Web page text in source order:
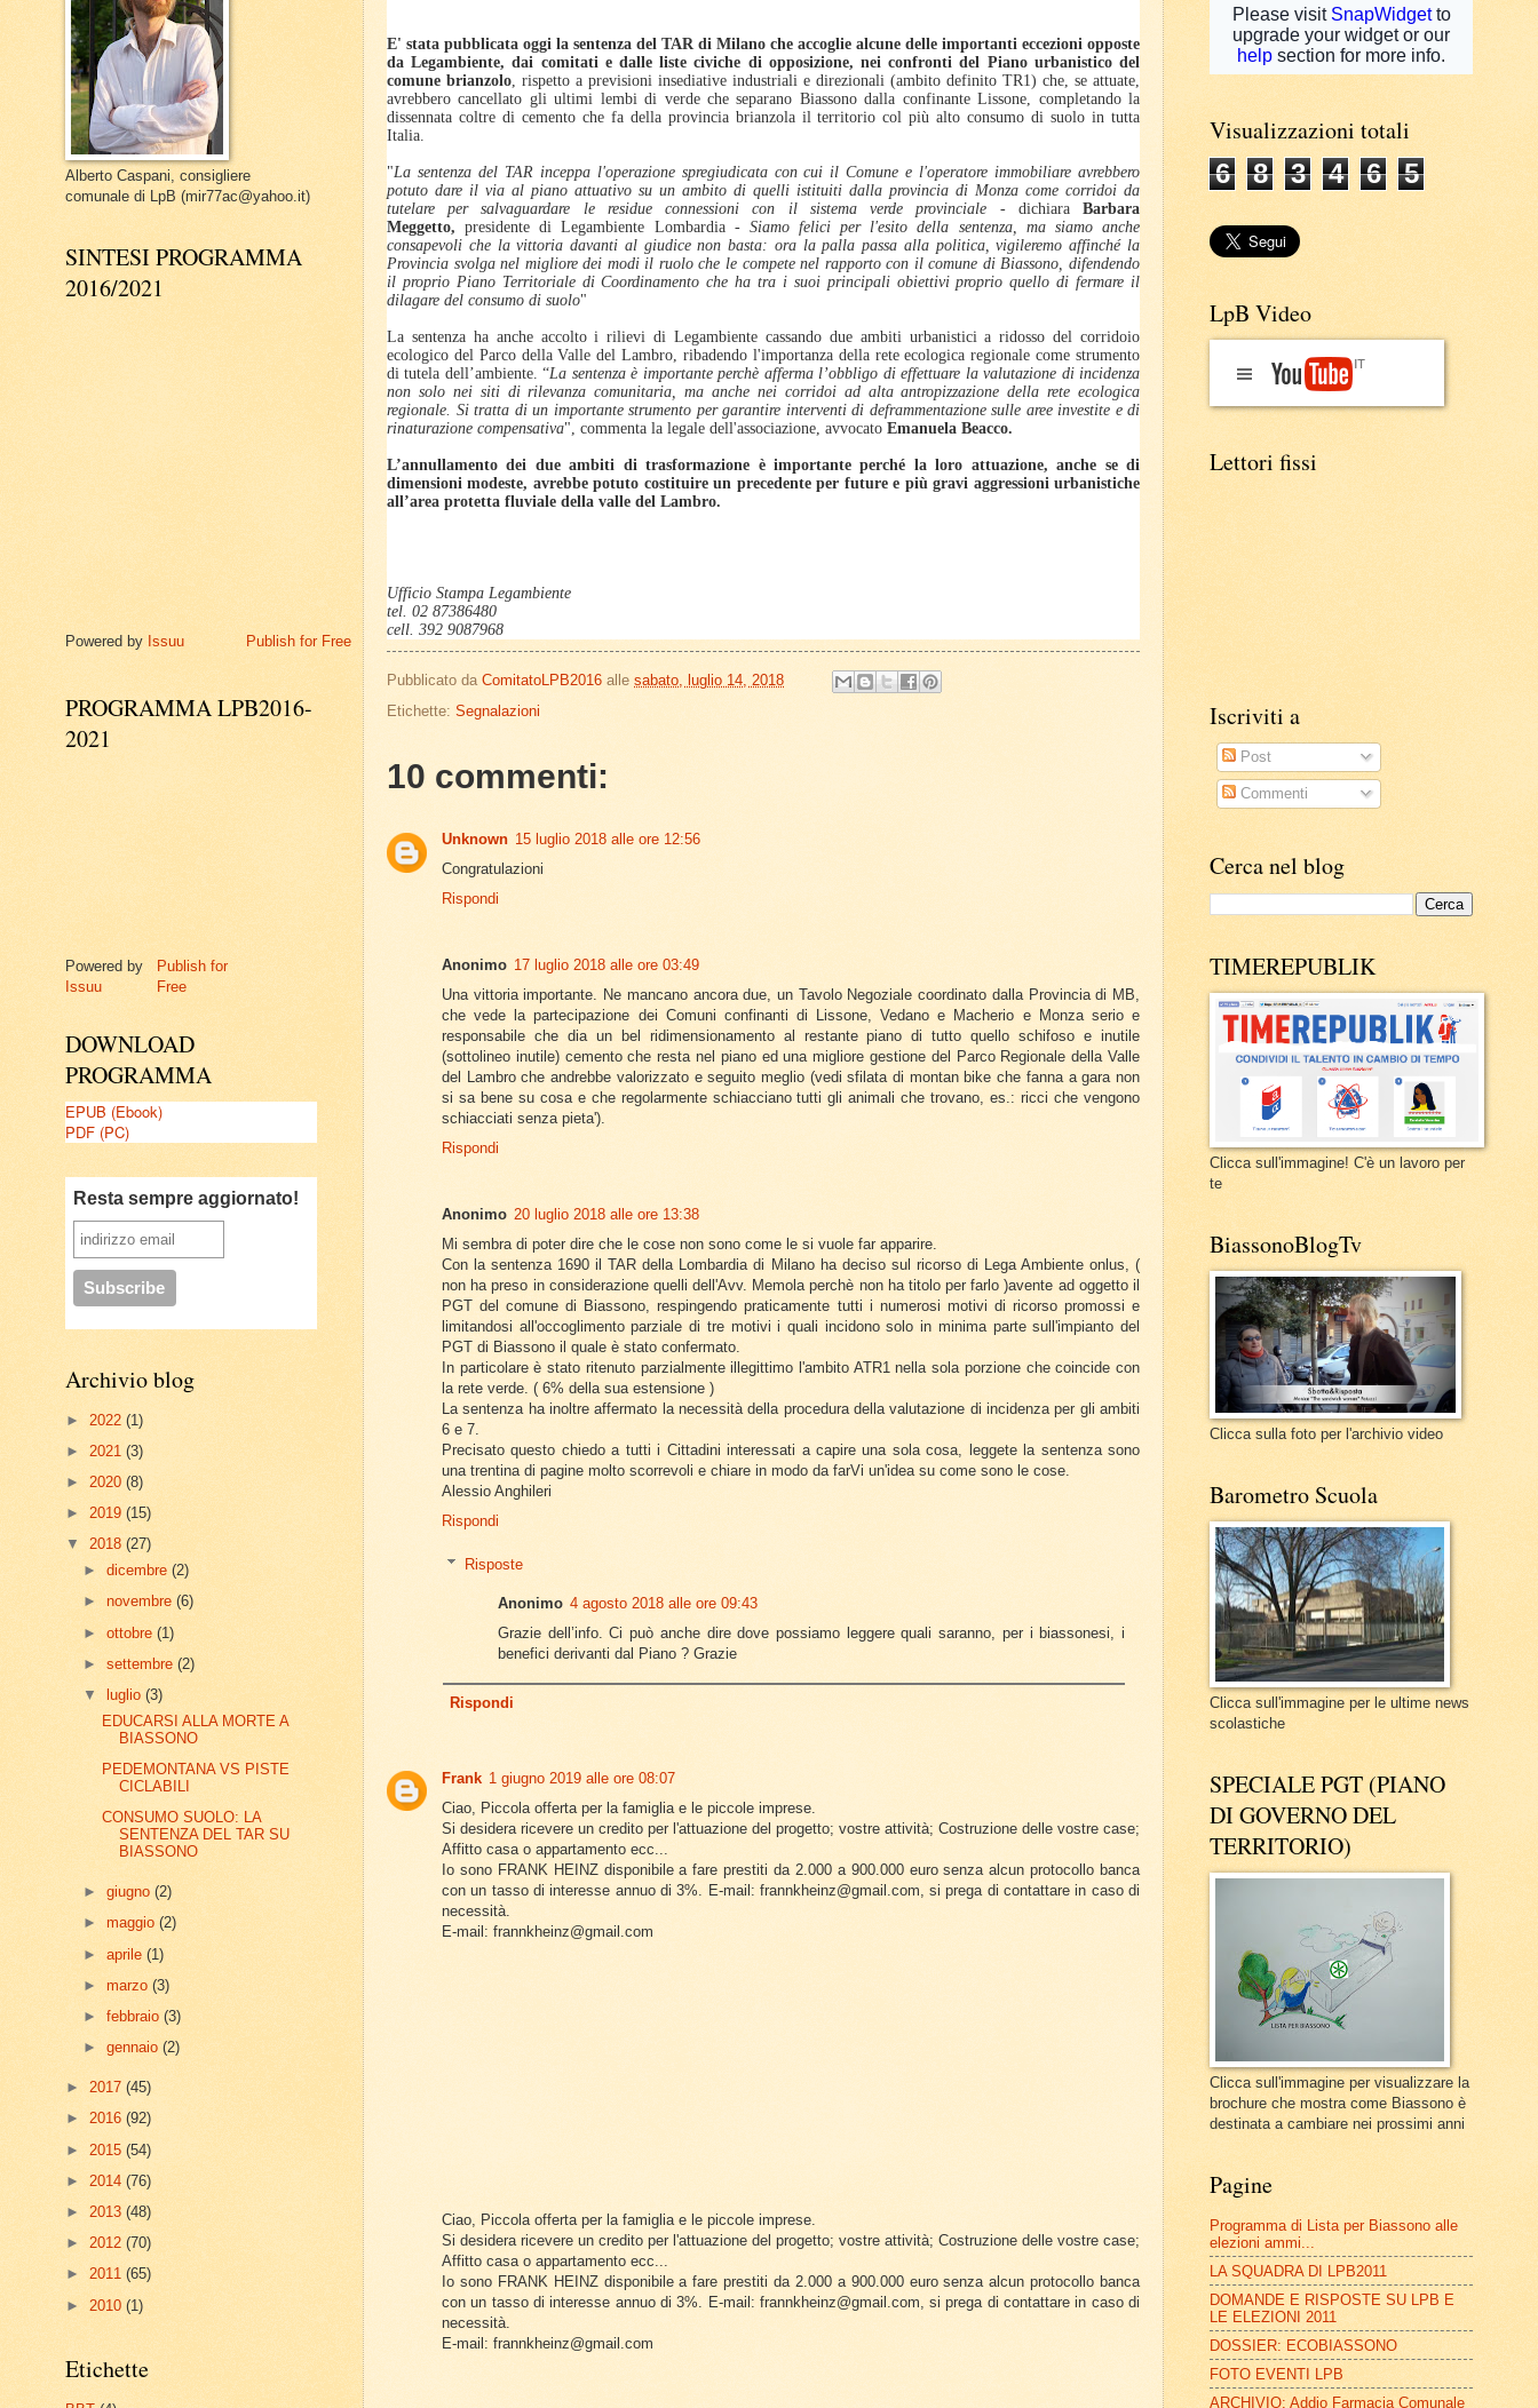
E' stata pubblicata oggi la sentenza del TAR di Milano che accoglie alcune delle importanti eccezioni opposte
da Legambiente, dai comitati e dalle liste civiche di opposizione, nei confronti del Piano urbanistico del
comune brianzolo , rispetto a previsioni insediative industriali e direzionali (ambito definito TR1) che, se attuate,
avrebbero cancellato gli ultimi lembi di verde che separano Biassono dalla confinante Lissone, completando la
dissennata coltre di cemento che fa della provincia brianzola il territorio col più alto consumo di suolo in tutta
Italia.
"La sentenza del TAR inceppa l'operazione spregiudicata con cui il Comune e l'operatore immobiliare avrebbero
potuto dare il via al piano attuativo su un ambito di quelli istituiti dalla provincia di Monza come corridoi da
tutelare per salvaguardare le residue connessioni con il sistema verde provinciale - dichiaraBarbara
Meggetto, presidente di Legambiente Lombardia - Siamo felici per l'esito della sentenza, ma siamo anche
consapevoli che la vittoria davanti al giudice non basta: ora la palla passa alla politica, vigileremo affinché la
Provincia svolga nel migliore dei modi il ruolo che le compete nel rapporto con il comune di Biassono, difendendo
il proprio Piano Territoriale di Coordinamento che ha tra i suoi principali obiettivi proprio quello di fermare il
dilagare del consumo di suolo"
La sentenza ha anche accolto i rilievi di Legambiente cassando due ambiti urbanistici a ridosso del corridoio
ecologico del Parco della Valle del Lambro, ribadendo l'importanza della rete ecologica regionale come strumento
di tutela dell’ambiente. “La sentenza è importante perchè afferma l’obbligo di effettuare la valutazione di incidenza
non solo nei siti di rilevanza comunitaria, ma anche nei corridoi ad alta antropizzazione della rete ecologica
regionale. Si tratta di un importante strumento per garantire interventi di deframmentazione sulle aree investite e di
rinaturazione compensativa", commenta la legale dell'associazione, avvocato Emanuela Beacco.
L’annullamento dei due ambiti di trasformazione è importante perché la loro attuazione, anche se di
dimensioni modeste, avrebbe potuto costituire un precedente per future e più gravi aggressioni urbanistiche
all’area protetta fluviale della valle del Lambro.
Ufficio Stampa Legambiente
tel. 02 87386480
cell. 392 9087968
Pubblicato da ComitatoLPB2016 alle sabato, luglio 14, 2018
Etichette: Segnalazioni
10 commenti:
Unknown 15 luglio 2018 alle ore 12:56
Congratulazioni
Rispondi
Anonimo 17 luglio 2018 alle ore 03:49
Una vittoria importante. Ne mancano ancora due, un Tavolo Negoziale coordinato dalla Provincia di MB,
che vede la partecipazione dei Comuni confinanti di Lissone, Vedano e Macherio e Monza serio e
responsabile che dia un bel ridimensionamento al restante piano di tutto quello schifoso e inutile
(sottolineo inutile) cemento che resta nel piano ed una migliore gestione del Parco Regionale della Valle
del Lambro che andrebbe valorizzato e seguito meglio (vedi sfilata di montan bike che fanna a gara non
si sa bene su cosa e che regolarmente schiacciano tutti gli animali che trovano, es.: ricci che vengono
schiacciati senza pieta').
Rispondi
Anonimo 20 luglio 2018 alle ore 13:38
Mi sembra di poter dire che le cose non sono come le si vuole far apparire.
Con la sentenza 1690 il TAR della Lombardia di Milano ha deciso sul ricorso di Lega Ambiente onlus, (
non ha preso in considerazione quelli dell'Avv. Memola perchè non ha titolo per farlo )avente ad oggetto il
PGT del comune di Biassono, respingendo praticamente tutti i numerosi motivi di ricorso promossi e
limitandosi all'occoglimento parziale di tre motivi i quali incidono solo in minima parte sull'impianto del
PGT di Biassono il quale è stato confermato.
In particolare è stato ritenuto parzialmente illegittimo l'ambito ATR1 nella sola porzione che coincide con
la rete verde. ( 6% della sua estensione )
La sentenza ha inoltre affermato la necessità della procedura della valutazione di incidenza per gli ambiti
6 e 7.
Precisato questo chiedo a tutti i Cittadini interessati a capire una sola cosa, leggete la sentenza sono
una trentina di pagine molto scorrevoli e chiare in modo da farVi un'idea su come sono le cose.
Alessio Anghileri
Rispondi
Risposte
Anonimo 4 agosto 2018 alle ore 09:43
Grazie dell’info. Ci può anche dire dove possiamo leggere quali saranno, per i biassonesi, i
benefici derivanti dal Piano ? Grazie
Rispondi
Frank 1 giugno 2019 alle ore 08:07
Ciao, Piccola offerta per la famiglia e le piccole imprese.
Si desidera ricevere un credito per l'attuazione del progetto; vostre attività; Costruzione delle vostre case;
Affitto casa o appartamento ecc...
Io sono FRANK HEINZ disponibile a fare prestiti da 2.000 a 900.000 euro senza alcun protocollo banca
con un tasso di interesse annuo di 3%. E-mail: frannkheinz@gmail.com, si prega di contattare in caso di
necessità.
E-mail: frannkheinz@gmail.com
Ciao, Piccola offerta per la famiglia e le piccole imprese.
Si desidera ricevere un credito per l'attuazione del progetto; vostre attività; Costruzione delle vostre case;
Affitto casa o appartamento ecc...
Io sono FRANK HEINZ disponibile a fare prestiti da 2.000 a 900.000 euro senza alcun protocollo banca
con un tasso di interesse annuo di 3%. E-mail: frannkheinz@gmail.com, si prega di contattare in caso di
necessità.
E-mail: frannkheinz@gmail.com
Alberto Caspani, consigliere
comunale di LpB (mir77ac@yahoo.it)
SINTESI PROGRAMMA
2016/2021
Powered by Issuu Publish for Free
PROGRAMMA LPB2016-
2021
Powered by
Issuu
Publish for
Free
DOWNLOAD
PROGRAMMA
EPUB (Ebook)
PDF (PC)
Resta sempre aggiornato!
Archivio blog
► 2022 (1)
► 2021 (3)
► 2020 (8)
► 2019 (15)
▼ 2018 (27)
►dicembre(2)
►novembre(6)
►ottobre(1)
►settembre(2)
▼
luglio(3)
EDUCARSI ALLA MORTE A
BIASSONO
PEDEMONTANA VS PISTE
CICLABILI
CONSUMO SUOLO: LA
SENTENZA DEL TAR SU
BIASSONO
►giugno(2)
►maggio(2)
►aprile(1)
►marzo(3)
►febbraio(3)
►gennaio(2)
► 2017 (45)
► 2016 (92)
► 2015 (54)
► 2014 (76)
► 2013 (48)
► 2012 (70)
► 2011 (65)
► 2010 (1)
Etichette
Visualizzazioni totali
6
8 3 4 6 5
LpB Video
Lettori fissi
Iscriviti a
Post
Commenti
Cerca nel blog
TIMEREPUBLIK
Clicca sull'immagine! C'è un lavoro per
te
BiassonoBlogTv
Clicca sulla foto per l'archivio video
Barometro Scuola
Clicca sull'immagine per le ultime news
scolastiche
SPECIALE PGT (PIANO
DI GOVERNO DEL
TERRITORIO)
Clicca sull'immagine per visualizzare la
brochure che mostra come Biassono è
destinata a cambiare nei prossimi anni
Pagine
Programma di Lista per Biassono alle
elezioni ammi...
LA SQUADRA DI LPB2011
DOMANDE E RISPOSTE SU LPB E
LE ELEZIONI 2011
DOSSIER: ECOBIASSONO
FOTO EVENTI LPB
ARCHIVIO: Addio Farmacia Comunale